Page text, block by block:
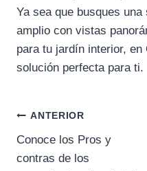
Ya sea que busques
amplio con vistas
para tu jardín interior,
solución perfecta para ti.
Navegación
de
entradas
ANTERIOR
Conoce los Pros y
contras de los